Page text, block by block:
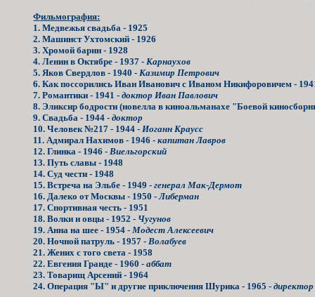
Фильмография:
1. Медвежья свадьба - 1925
2. Машинст Ухтомский - 1926
3. Хромой барин - 1928
4. Ленин в Октябре - 1937 - Карнаухов
5. Яков Свердлов - 1940 - Казимир Петрович
6. Как поссорились Иван Иванович с Иваном Никифоровичем -
7. Романтики - 1941 -доктор Иван Павлович
8. Эликсир бодрости (новелла в киноальманахе "Боевой
9. Свадьба - 1944 -доктор
10. Человек №217 - 1944 - Иоганн Краусс
11. Адмирал Нахимов - 1946 -капитан Лавров
12. Глинка - 1946 - Виельгорский
13. Путь славы - 1948
14. Суд чести - 1948
15. Встреча на Эльбе - 1949 -генерал Мак-Дермот
16. Далеко от Москвы - 1950 -Либерман
17. Спортивная честь - 1951
18. Волки и овцы - 1952 - Чугунов
19. Анна на шее - 1954 - Модест Алексеевич
20. Ночной патруль - 1957 - Волабуев
21. Жених с того света - 1958
22. Евгения Гранде - 1960 -аббат
23. Товарищ Арсений - 1964
24. Операция "Ы" и другие приключения Шурика - 1965 -директор